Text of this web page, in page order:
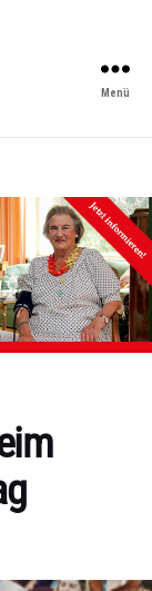
Menü